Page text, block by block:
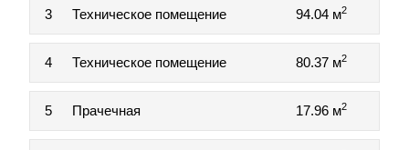
3 Техническое помещение 94.04 м2
4 Техническое помещение 80.37 м2
5 Прачечная 17.96 м2